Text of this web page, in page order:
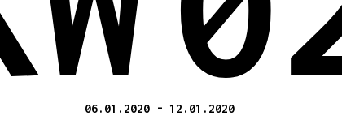
06.01.2020 - 12.01.2020